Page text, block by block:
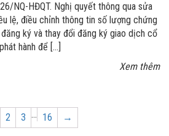
NQ-HĐQT. Nghị quyết thông qua sửa
lệ, điều chỉnh thông tin số lượng chứng
đăng ký và thay đổi đăng ký giao dịch cổ
hành để […]
Xem thêm
Page
2 Page
3 … Page
16 →